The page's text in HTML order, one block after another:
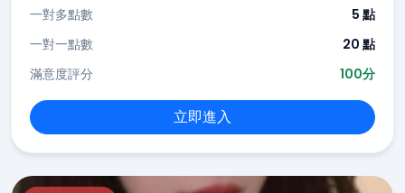
一對多點數
5 點
一對一點數
20 點
滿意度評分
100分
立即進入